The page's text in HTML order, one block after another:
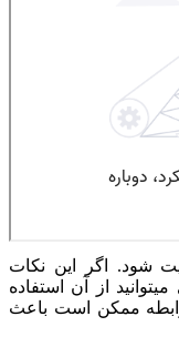
شود. اگر این نکات
از آن استفاده
ممکن است باعث